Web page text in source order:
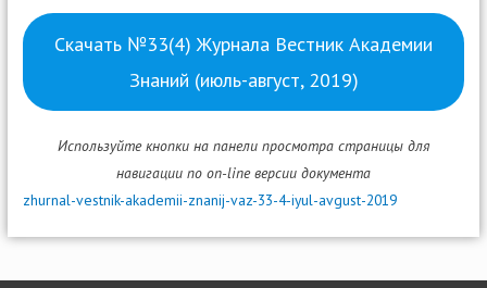
Скачать №33(4) Журнала Вестник Академии
Знаний (июль-август, 2019)
Используйте кнопки на панели просмотра страницы для
навигации по on-line версии документа
zhurnal-vestnik-akademii-znanij-vaz-33-4-iyul-avgust-2019